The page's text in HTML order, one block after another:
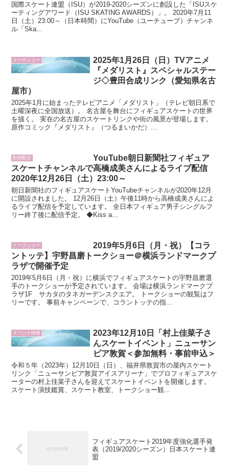
国際スケート連盟（ISU）が2019-2020シーズンに創設した「ISUスケ
ーティングアワード（ISU SKATING AWARDS）」。 2020年7月11
日（土）23:00～（日本時間）にYouTube（ユーチューブ）チャンネ
ル「Ska...
トークショー
2025年1月26日（日）TVアニメ
『メダリスト』スペシャルステー
ジ◇豊田合成リンク（愛知県名古
屋市）
2025年1月に始まったテレビアニメ「メダリスト」（テレビ朝日系で
土曜深夜に全国放送）。 名古屋を舞台にフィギュアスケートの世界
を描く。 実在の名古屋のスケートリンクや街の風景が登場します。
原作コミック『メダリスト』（つるまいかだ）...
動画配信
YouTube朝日新聞社フィギュア
スケートチャンネルで高橋成美さんによるライブ配信
2020年12月26日（土）23:00～
朝日新聞社のフィギュアスケートYouTubeチャンネルが2020年12月
に開設されました。 12月26日（土）午後11時から高橋成美さんによ
るライブ配信を予定しています。 全日本フィギュア男子シングルフ
リー終了後に配信予定。 ◆Kiss a...
トークショー
2019年5月6日（月・祝）【コラ
ントッテ】宇野昌磨トークショー＠横浜ランドマークプ
ラザで開催予定
2019年5月6日（月・祝）に横浜でフィギュアスケートの宇野昌磨選
手のトークショーが予定されています。 会場は横浜ランドマークプ
ラザ1F サカタのタネガーデンスクエア。 トークショーの観覧はフ
リーです。 事前キャンペーンで、コラントッテの指...
イベント情報
2023年12月10日「村上佳菜子さ
んスケートイベント」ニューサン
ピア敦賀＜参加無料・事前申込＞
令和５年（2023年）12月10日（日）、福井県敦賀市の屋内スケート
リンク「ニューサンピア敦賀アイスアリーナ」でプロフィギュアスケ
ーターの村上佳菜子さんを迎えてスケートイベントを開催します。
スケート演技鑑賞、スケート教室、トークショー観...
フィギュアスケート2019年度強化選手発
表（2019/2020シーズン）日本スケート連
盟